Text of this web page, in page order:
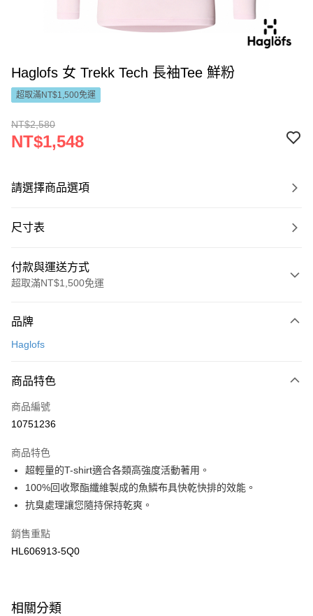
Haglofs 女 Trekk Tech 長袖Tee 鮮粉
超取滿NT$1,500免運
NT$2,580
NT$1,548
請選擇商品選項
尺寸表
付款與運送方式
超取滿NT$1,500免運
信用卡一次付款
Apple Pay
悠遊付
7-11取貨(快速到店)
每筆NT$100，滿NT$1,500(含以上)免運費
宅配-本島
每筆NT$100，滿NT$1,500(含以上)免運費
品牌
Haglofs
商品特色
商品編號
10751236
商品特色
超輕量的T-shirt適合各類高強度活動著用。
100%回收聚酯纖維製成的魚鱗布具快乾快排的效能。
抗臭處理讓您隨持保持乾爽。
銷售重點
HL606913-5Q0
相關分類